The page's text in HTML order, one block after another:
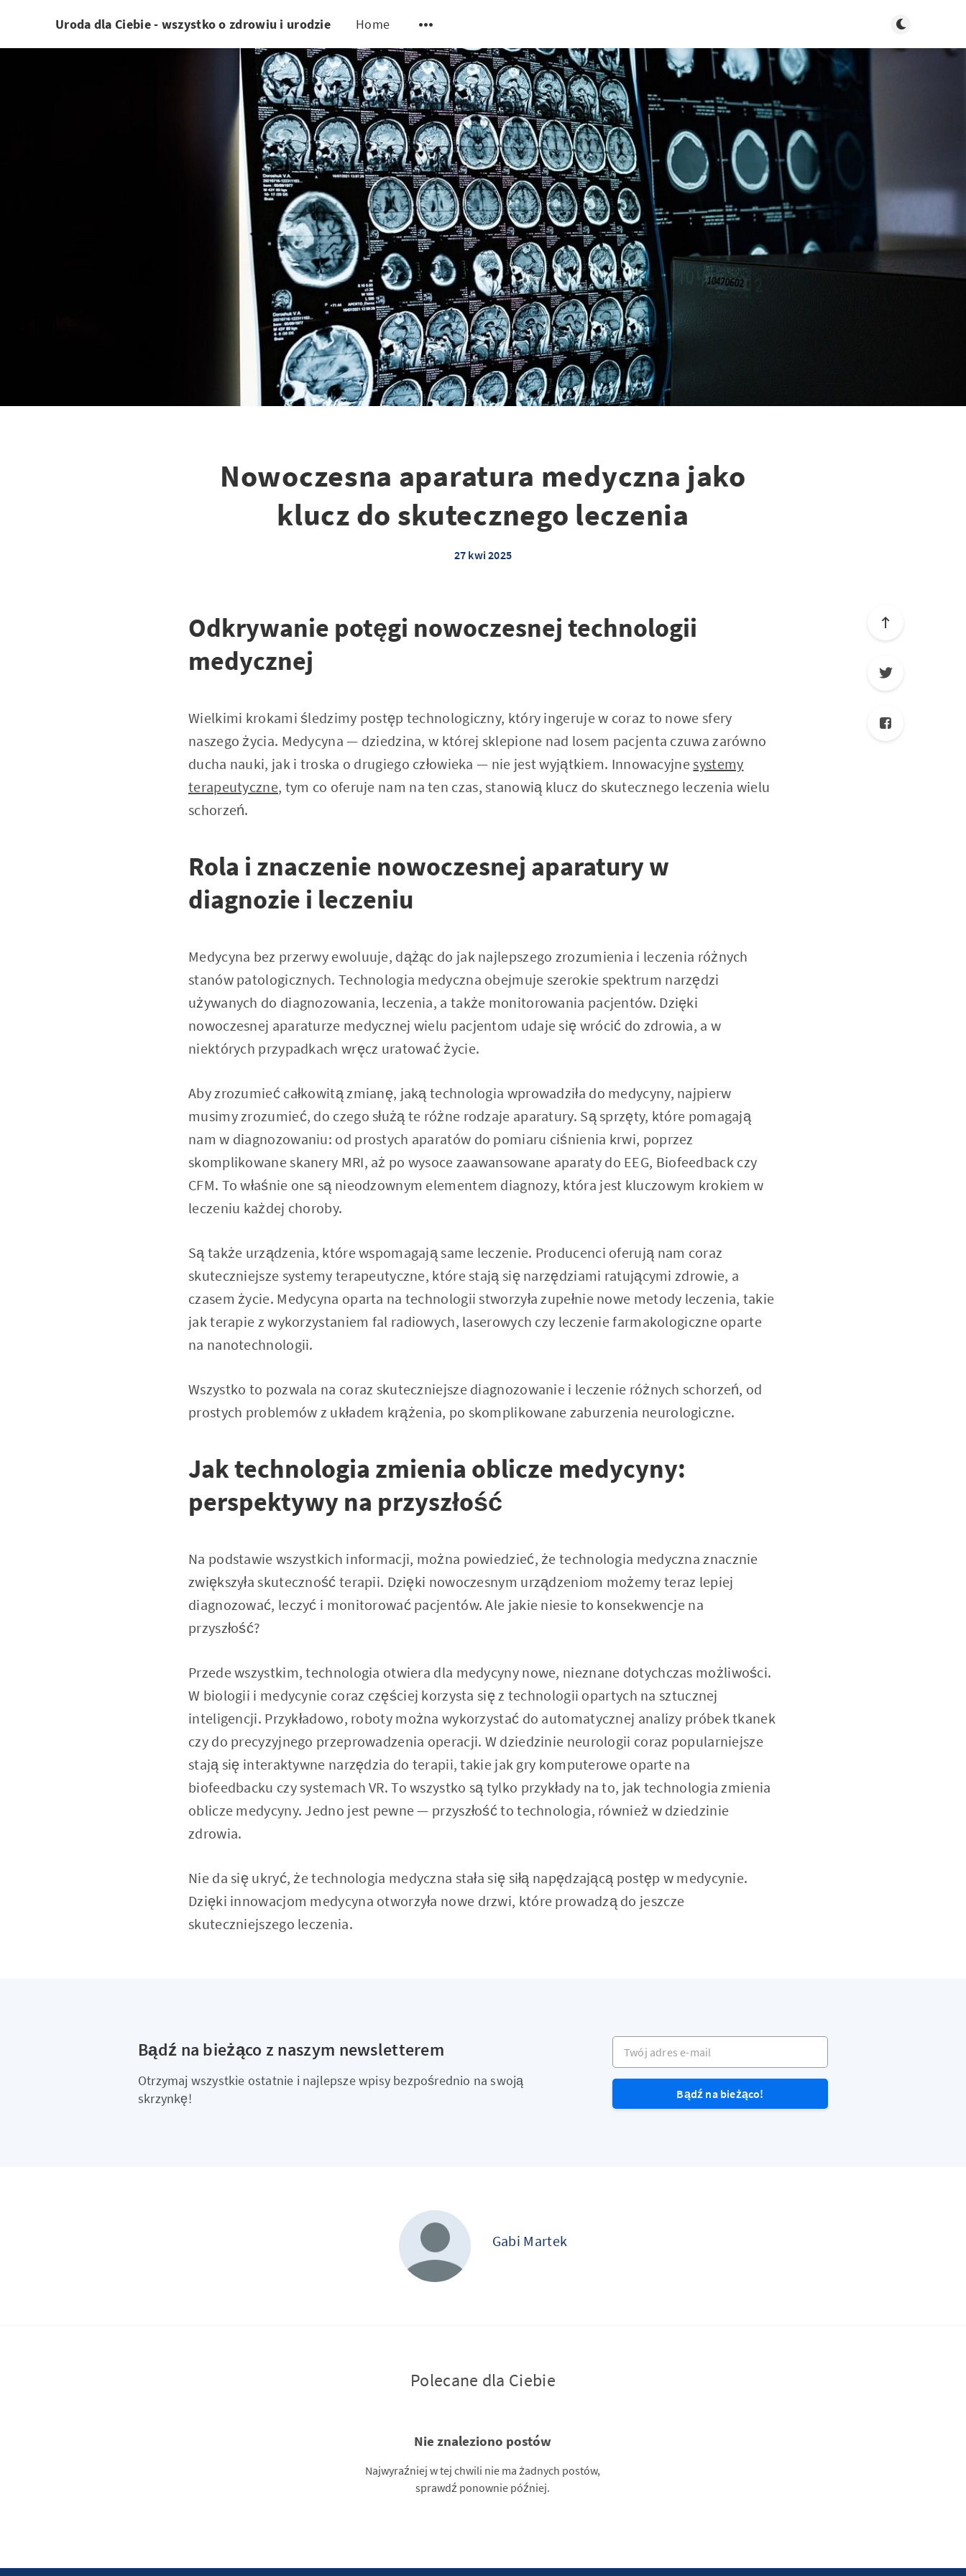
Uroda dla Ciebie - wszystko o zdrowiu i urodzie Home Tryb jasny/
Nowoczesna aparatura medyczna jako
klucz do skutecznego leczenia
27 kwi 2025
Odkrywanie potęgi nowoczesnej technologii
medycznej
Wielkimi krokami śledzimy postęp technologiczny, który ingeruje w coraz to nowe sfery
naszego życia. Medycyna — dziedzina, w której sklepione nad losem pacjenta czuwa zarówno
ducha nauki, jak i troska o drugiego człowieka — nie jest wyjątkiem. Innowacyjnesystemy
terapeutyczne, tym co oferuje nam na ten czas, stanowią klucz do skutecznego leczenia wielu
schorzeń.
Rola i znaczenie nowoczesnej aparatury w
diagnozie i leczeniu
Medycyna bez przerwy ewoluuje, dążąc do jak najlepszego zrozumienia i leczenia różnych
stanów patologicznych. Technologia medyczna obejmuje szerokie spektrum narzędzi
używanych do diagnozowania, leczenia, a także monitorowania pacjentów. Dzięki
nowoczesnej aparaturze medycznej wielu pacjentom udaje się wrócić do zdrowia, a w
niektórych przypadkach wręcz uratować życie.
Aby zrozumieć całkowitą zmianę, jaką technologia wprowadziła do medycyny, najpierw
musimy zrozumieć, do czego służą te różne rodzaje aparatury. Są sprzęty, które pomagają
nam w diagnozowaniu: od prostych aparatów do pomiaru ciśnienia krwi, poprzez
skomplikowane skanery MRI, aż po wysoce zaawansowane aparaty do EEG, Biofeedback czy
CFM. To właśnie one są nieodzownym elementem diagnozy, która jest kluczowym krokiem w
leczeniu każdej choroby.
Są także urządzenia, które wspomagają same leczenie. Producenci oferują nam coraz
skuteczniejsze systemy terapeutyczne, które stają się narzędziami ratującymi zdrowie, a
czasem życie. Medycyna oparta na technologii stworzyła zupełnie nowe metody leczenia, takie
jak terapie z wykorzystaniem fal radiowych, laserowych czy leczenie farmakologiczne oparte
na nanotechnologii.
Wszystko to pozwala na coraz skuteczniejsze diagnozowanie i leczenie różnych schorzeń, od
prostych problemów z układem krążenia, po skomplikowane zaburzenia neurologiczne.
Jak technologia zmienia oblicze medycyny:
perspektywy na przyszłość
Na podstawie wszystkich informacji, można powiedzieć, że technologia medyczna znacznie
zwiększyła skuteczność terapii. Dzięki nowoczesnym urządzeniom możemy teraz lepiej
diagnozować, leczyć i monitorować pacjentów. Ale jakie niesie to konsekwencje na
przyszłość?
Przede wszystkim, technologia otwiera dla medycyny nowe, nieznane dotychczas możliwości.
W biologii i medycynie coraz częściej korzysta się z technologii opartych na sztucznej
inteligencji. Przykładowo, roboty można wykorzystać do automatycznej analizy próbek tkanek
czy do precyzyjnego przeprowadzenia operacji. W dziedzinie neurologii coraz popularniejsze
stają się interaktywne narzędzia do terapii, takie jak gry komputerowe oparte na
biofeedbacku czy systemach VR. To wszystko są tylko przykłady na to, jak technologia zmienia
oblicze medycyny. Jedno jest pewne — przyszłość to technologia, również w dziedzinie
zdrowia.
Nie da się ukryć, że technologia medyczna stała się siłą napędzającą postęp w medycynie.
Dzięki innowacjom medycyna otworzyła nowe drzwi, które prowadzą do jeszcze
skuteczniejszego leczenia.
Bądź na bieżąco z naszym newsletterem
Otrzymaj wszystkie ostatnie i najlepsze wpisy bezpośrednio na swoją
skrzynkę!
Twój adres e-mail
Bądź na bieżąco!
Gabi Martek
Polecane dla Ciebie
Nie znaleziono postów
Najwyraźniej w tej chwili nie ma żadnych postów,
sprawdź ponownie później.